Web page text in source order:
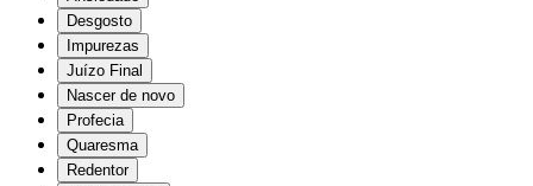
Desgosto
Impurezas
Juízo Final
Nascer de novo
Profecia
Quaresma
Redentor